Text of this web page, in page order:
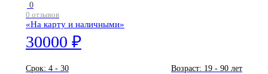
0
0 отзывов
«На карту и наличными»
30000 ₽
Срок: 4 - 30 Возраст: 19 - 90 лет